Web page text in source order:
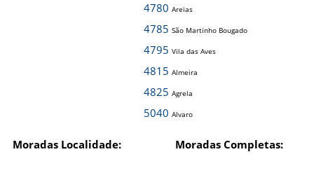
4780 Areias
4785 São Martinho Bougado
4795 Vila das Aves
4815 Almeira
4825 Agrela
5040 Alvaro
Moradas Localidade: Moradas Completas: